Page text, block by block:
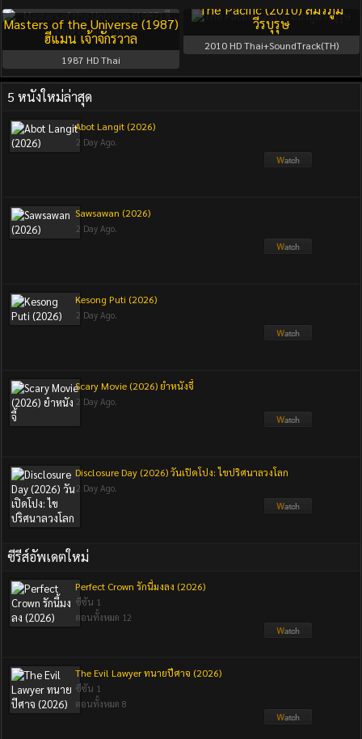
Masters of the Universe (1987)
ฮีแมน เจ้าจักรวาล
1987 HD Thai
The Pacific (2010) สมรภูมิ
วีรบุรุษ
2010HD Thai+SoundTrack(TH)
5 หนังใหม่ล่าสุด
Abot Langit (2026)
2 Day Ago.
Sawsawan (2026)
2 Day Ago.
Kesong Puti (2026)
2 Day Ago.
Scary Movie (2026) ยำหนังจี้
2 Day Ago.
Disclosure Day (2026) วันเปิดโปง: ไขปริศนาลวงโลก
2 Day Ago.
ซีรีส์อัพเดตใหม่
Perfect Crown รักนี้มงลง (2026)
ซีซัน 1
ตอนทั้งหมด 12
The Evil Lawyer ทนายปีศาจ (2026)
ซีซัน 1
ตอนทั้งหมด 8